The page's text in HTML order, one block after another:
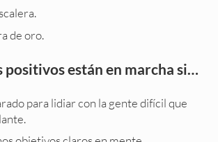
de oro.
positivos están en marcha si…
para lidiar con la gente difícil que